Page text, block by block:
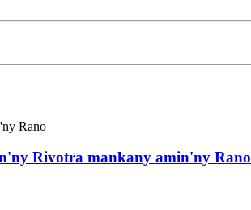
Rivotra mankany amin'ny Rano